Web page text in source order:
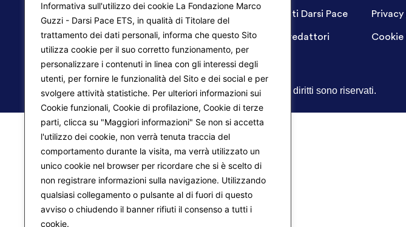
Informativa sull'utilizzo dei cookie La Fondazione Marco
Guzzi - Darsi Pace ETS, in qualità di Titolare del
trattamento dei dati personali, informa che questo Sito
utilizza cookie per il suo corretto funzionamento, per
personalizzare i contenuti in linea con gli interessi degli
utenti, per fornire le funzionalità del Sito e dei social e per
svolgere attività statistiche. Per ulteriori informazioni sui
Cookie funzionali, Cookie di profilazione, Cookie di terze
parti, clicca su "Maggiori informazioni" Se non si accetta
l'utilizzo dei cookie, non verrà tenuta traccia del
comportamento durante la visita, ma verrà utilizzato un
unico cookie nel browser per ricordare che si è scelto di
non registrare informazioni sulla navigazione. Utilizzando
qualsiasi collegamento o pulsante al di fuori di questo
avviso o chiudendo il banner rifiuti il consenso a tutti i
cookie.
Liberazione interiore
Trasformazione del mondo
Progetti Darsi Pace
Login redattori
Privacy
Cookie
© 2026 Fondazione Marco Guzzi – Darsi Pace ETS . Tutti i diritti sono riservati.